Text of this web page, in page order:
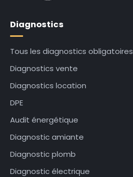
Diagnostics
Tous les diagnostics obligatoires
Diagnostics vente
Diagnostics location
DPE
Audit énergétique
Diagnostic amiante
Diagnostic plomb
Diagnostic électrique